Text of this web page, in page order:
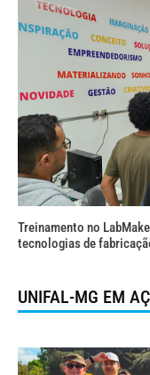
Treinamento no
tecnologias de
UNIFAL-MG EM